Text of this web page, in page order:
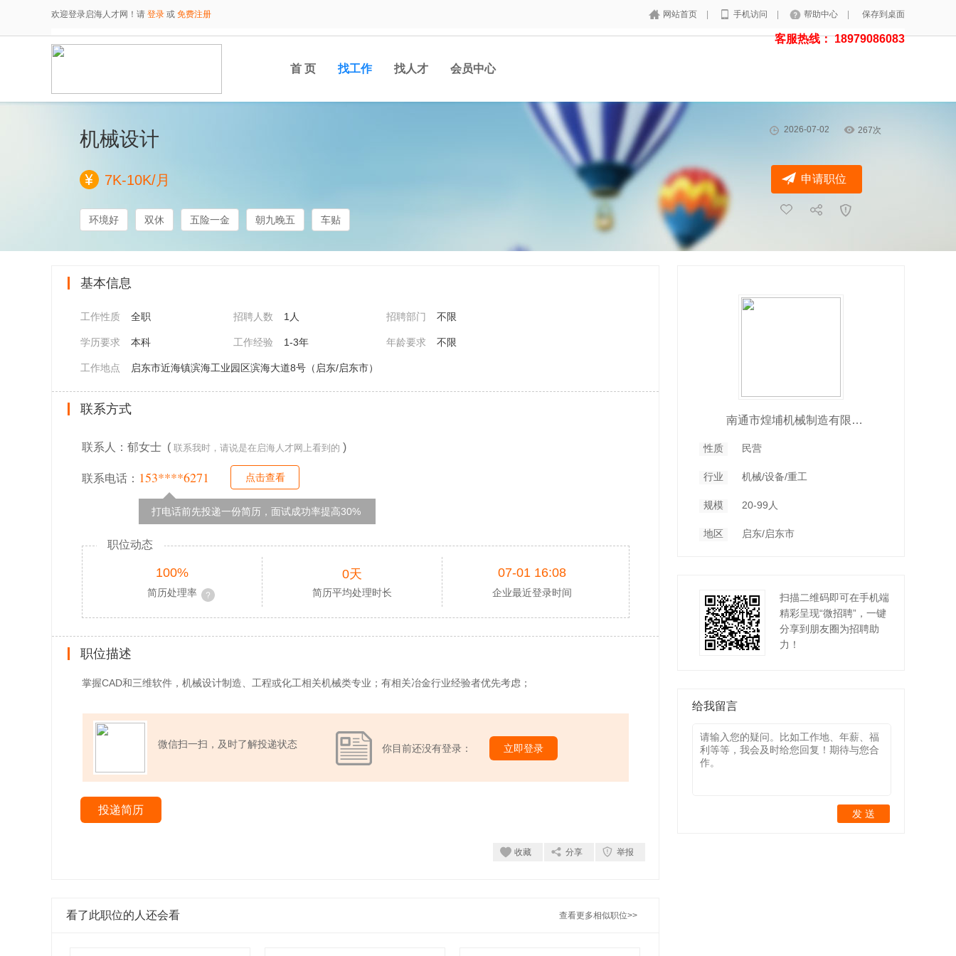
欢迎登录启海人才网！请 登录 或 免费注册 网站首页 手机访问 帮助中心 保存到桌面
客服热线： 18979086083
首 页 找工作 找人才 会员中心
2026-07-02 267次
机械设计
7K-10K/月
环境好 双休 五险一金 朝九晚五 车贴
申请职位
基本信息
工作性质 全职 招聘人数 1人 招聘部门 不限
学历要求 本科 工作经验 1-3年 年龄要求 不限
工作地点 启东市近海镇滨海工业园区滨海大道8号（启东/启东市）
联系方式
联系人：郁女士 ( 联系我时，请说是在启海人才网上看到的 )
联系电话： 153****6271 点击查看
打电话前先投递一份简历，面试成功率提高30%
职位动态
100%
简历处理率
0天
简历平均处理时长
07-01 16:08
企业最近登录时间
职位描述
掌握CAD和三维软件，机械设计制造、工程或化工相关机械类专业；有相关冶金行业经验者优先考虑；
微信扫一扫，及时了解投递状态 你目前还没有登录： 立即登录
投递简历
收藏 分享 举报
看了此职位的人还会看 查看更多相似职位>>
南通市煌埔机械制造有限公司
性质 民营
行业 机械/设备/重工
规模 20-99人
地区 启东/启东市
扫描二维码即可在手机端
精彩呈现“微招聘”，一键
分享到朋友圈为招聘助
力！
给我留言
发 送